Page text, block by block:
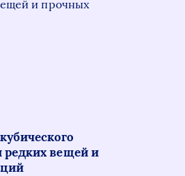
редких вещей и